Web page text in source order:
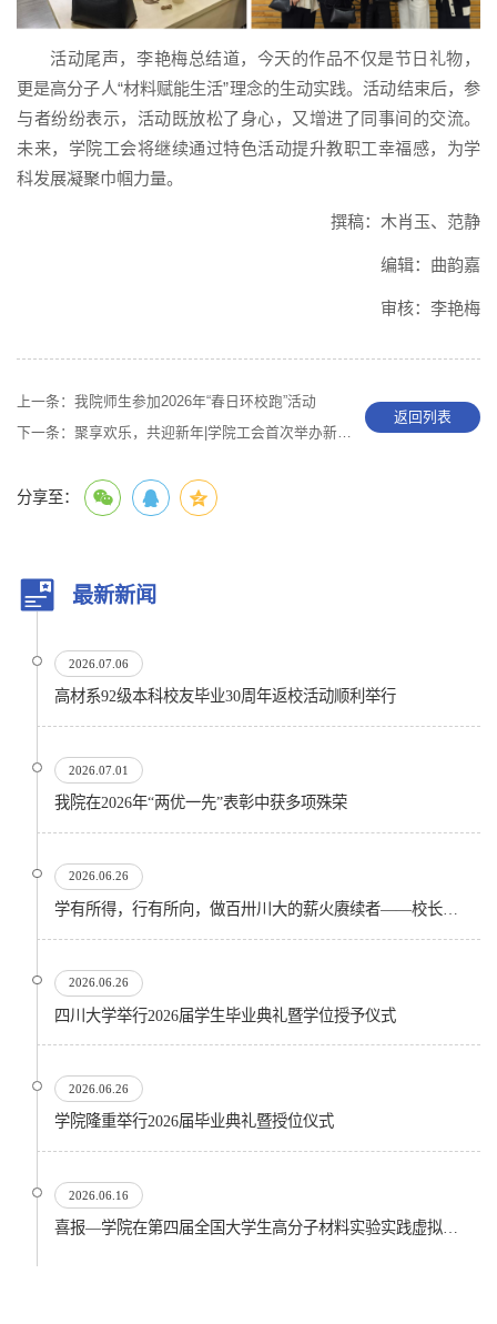
活动尾声，李艳梅总结道，今天的作品不仅是节日礼物，
更是高分子人“材料赋能生活”理念的生动实践。活动结束后，参
与者纷纷表示，活动既放松了身心，又增进了同事间的交流。
未来，学院工会将继续通过特色活动提升教职工幸福感，为学
科发展凝聚巾帼力量。
撰稿：木肖玉、范静
编辑：曲韵嘉
审核：李艳梅
上一条： 我院师生参加2026年“春日环校跑”活动
下一条： 聚享欢乐，共迎新年|学院工会首次举办新年游园会
返回列表
分享至：
最新新闻
2026.07.06
高材系92级本科校友毕业30周年返校活动顺利举行
2026.07.01
我院在2026年“两优一先”表彰中获多项殊荣
2026.06.26
2026.06.26
四川大学举行2026届学生毕业典礼暨学位授予仪式
2026.06.26
​学院隆重举行2026届毕业典礼暨授位仪式
2026.06.16
喜报—学院在第四届全国大学生高分子材料实验实践虚拟仿真大赛再创佳绩